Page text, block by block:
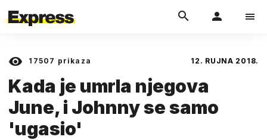
17507 prikaza 12. RUJNA 2018.
Kada je umrla njegova
June, i Johnny se samo
'ugasio'